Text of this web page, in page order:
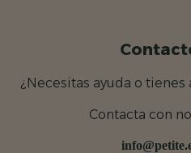
¿Necesitas ayuda o tienes
Contacta con